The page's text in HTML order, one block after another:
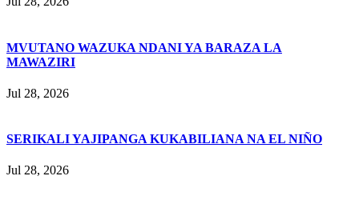
MVUTANO WAZUKA NDANI YA BARAZA LA
MAWAZIRI
Jul 28, 2026
SERIKALI YAJIPANGA KUKABILIANA NA EL NIÑO
Jul 28, 2026